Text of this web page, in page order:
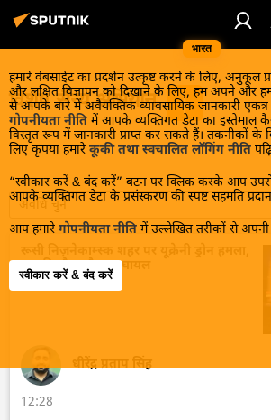
भारत
हमारे वेबसाईट का प्रदर्शन उत्कृष्ट करने के लिए, अनुकूल
और लक्षित विज्ञापन को दिखाने के लिए, हम अपने और
से आपके बारे में अवैयक्तिक व्यावसायिक जानकारी
गोपनीयता नीति में आपके व्यक्तिगत डेटा का इस्तेमाल
विस्तृत रूप में जानकारी प्राप्त कर सकते हैं। तकनीकों के
लिए कृपया हमारे कूकी तथा स्वचालित लॉगिंग नीति
“स्वीकार करें & बंद करें” बटन पर क्लिक करके आप
आपके व्यक्तिगत डेटा के प्रसंस्करण की स्पष्ट सहमति
आप हमारे गोपनीयता नीति में उल्लेखित तरीकों से
स्वीकार करें & बंद करें
विशेष सैन्य अभियान
अवधि चुनें
13 की मौत और 39 घायल
धीरेंद्र प्रताप सिंह
12:28